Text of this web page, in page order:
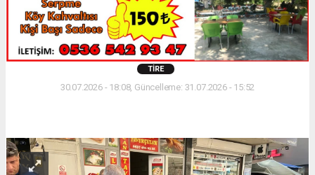
TIRE
30.07.2026 - 18:08, Güncelleme: 31.07.2026 - 15:52